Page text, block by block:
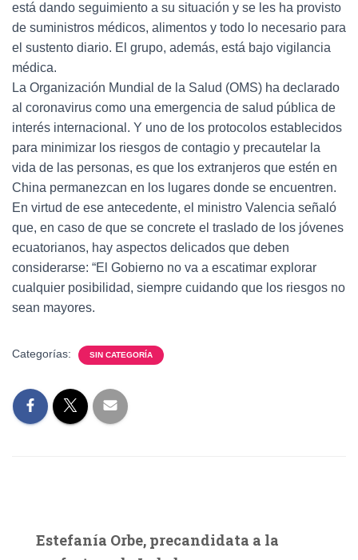
está dando seguimiento a su situación y se les ha provisto
de suministros médicos, alimentos y todo lo necesario para
el sustento diario. El grupo, además, está bajo vigilancia
médica.
La Organización Mundial de la Salud (OMS) ha declarado
al coronavirus como una emergencia de salud pública de
interés internacional. Y uno de los protocolos establecidos
para minimizar los riesgos de contagio y precautelar la
vida de las personas, es que los extranjeros que estén en
China permanezcan en los lugares donde se encuentren.
En virtud de ese antecedente, el ministro Valencia señaló
que, en caso de que se concrete el traslado de los jóvenes
ecuatorianos, hay aspectos delicados que deben
considerarse: “El Gobierno no va a escatimar explorar
cualquier posibilidad, siempre cuidando que los riesgos no
sean mayores.
Categorías: SIN CATEGORÍA
Estefanía Orbe, precandidata a la